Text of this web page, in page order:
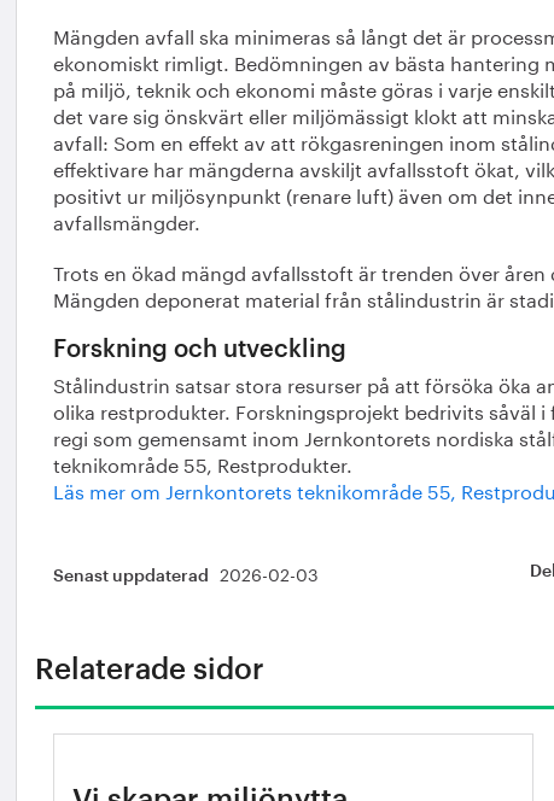
Mängden avfall ska minimeras så långt det är
ekonomiskt rimligt. Bedömningen av bästa hantering
på miljö, teknik och ekonomi måste göras i varje
det vare sig önskvärt eller miljömässigt klokt att
avfall: Som en effekt av att rökgasreningen inom
effektivare har mängderna avskiljt avfallsstoft ökat,
positivt ur miljösynpunkt (renare luft) även om det
avfallsmängder.
Trots en ökad mängd avfallsstoft är trenden över
Mängden deponerat material från stålindustrin är
Forskning och utveckling
Stålindustrin satsar stora resurser på att försöka öka
olika restprodukter. Forskningsprojekt bedrivits såväl i
regi som gemensamt inom Jernkontorets nordiska
teknikområde 55, Restprodukter.
Läs mer om Jernkontorets teknikområde 55,
Senast uppdaterad 2026-02-03
Relaterade sidor